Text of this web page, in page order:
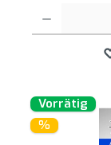
Produkt Anzahl:
Vorrätig
%